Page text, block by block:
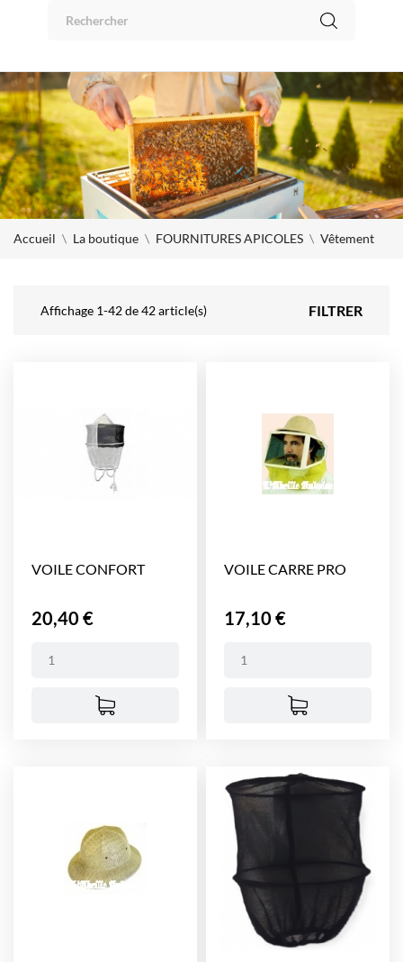
Accueil La boutique FOURNITURES APICOLES Vêtement
FILTRER
Affichage 1-42 de 42 article(s)
VOILE CONFORT
Prix
20,40 €
VOILE CARRE PRO
Prix
17,10 €